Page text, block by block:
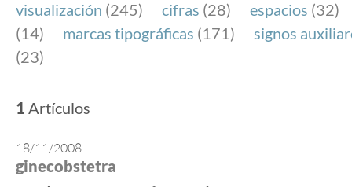
visualización (245) cifras (28) espacios (32)
(14)
marcas tipográficas (171)
signos
(23)
1 Artículos
18/11/2008
ginecobstetra